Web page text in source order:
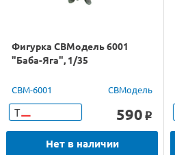
Фигурка СВМодель 6001
"Баба-Яга", 1/35
CBM-6001 СВМодель
Т 590 o
Нет в наличии